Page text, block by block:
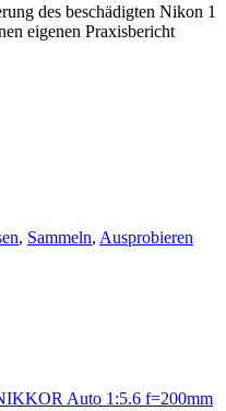
des beschädigten Nikon 1
eigenen Praxisbericht
, Sammeln, Ausprobieren
Auto 1:5.6 f=200mm